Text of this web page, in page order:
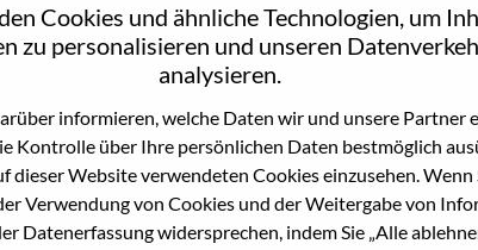
Cookies und ähnliche Technologien, um
zu personalisieren und unseren
analysieren.
informieren, welche Daten wir und unsere Partner
Kontrolle über Ihre persönlichen Daten bestmöglich
dieser Website verwendeten Cookies einzusehen. Wenn
Verwendung von Cookies und der Weitergabe von
Datenerfassung widersprechen, indem Sie „Alle
password.
Continue